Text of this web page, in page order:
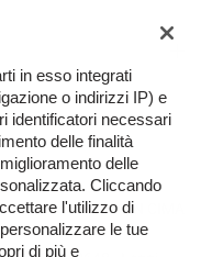
TORNA IN CIMA
in esso integrati
o indirizzi IP) e
identificatori necessari
delle finalità
delle
Cliccando
l'utilizzo di
le tue
di più e